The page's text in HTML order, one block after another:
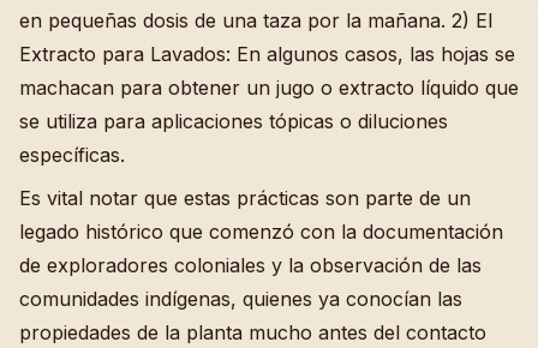
en pequeñas dosis de una taza por la mañana. 2) El
Extracto para Lavados: En algunos casos, las hojas se
machacan para obtener un jugo o extracto líquido que
se utiliza para aplicaciones tópicas o diluciones
específicas.
Es vital notar que estas prácticas son parte de un
legado histórico que comenzó con la documentación
de exploradores coloniales y la observación de las
comunidades indígenas, quienes ya conocían las
propiedades de la planta mucho antes del contacto